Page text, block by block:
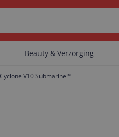
Beauty & Verzorging
V10 Submarine™